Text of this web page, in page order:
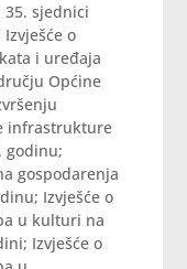
35. sjednici
o
i uređaja
Općine
infrastrukture
godinu;
gospodarenja
Izvješće o
u kulturi na
Izvješće o